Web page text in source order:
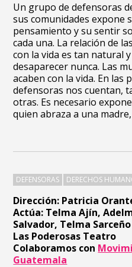
Dirección: Patricia
Actúa: Telma Ajín,
Salvador, Telma
Las Poderosas Teatro
Colaboramos con
Guatemala
Un grupo de defensoras
sus comunidades expone
pensamiento y su sentir
cada una. La relación de
con la vida es tan natural
desaparecer nunca. Las
acaben con la vida. En las
defensoras nos cuentan,
otras. Es necesario
quien abraza a una
DEFENSORAS DERECHOS